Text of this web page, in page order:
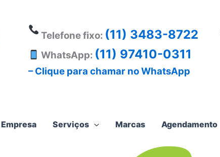
Telefone fixo: (11) 3483-8722
WhatsApp: (11) 97410-0311
– Clique para chamar no WhatsApp
Empresa Serviços Marcas Agendamento